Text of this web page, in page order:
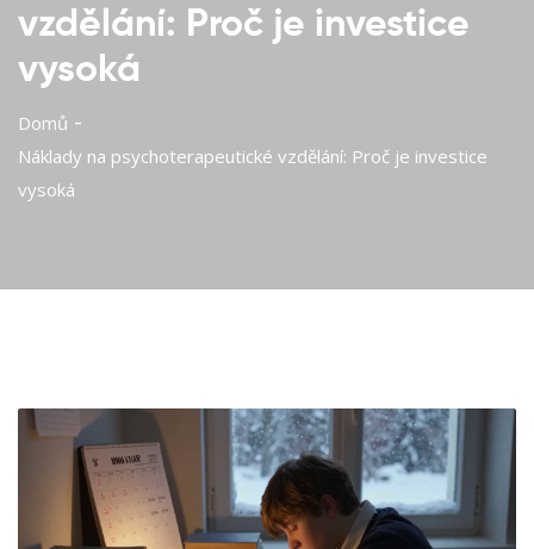
vzdělání: Proč je investice
vysoká
Domů
Náklady na psychoterapeutické vzdělání: Proč je investice
vysoká